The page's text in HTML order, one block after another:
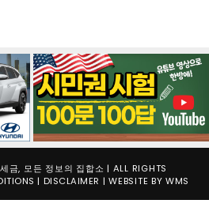
, 모든 정보의 집합소 | ALL RIGHTS
| DISCLAIMER | WEBSITE BYWMS